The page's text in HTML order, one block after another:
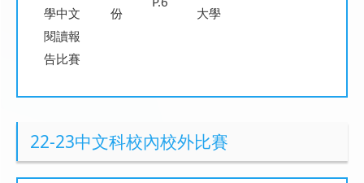
學中文
閱讀報
告比賽
份 大學
22-23中文科校內校外比賽